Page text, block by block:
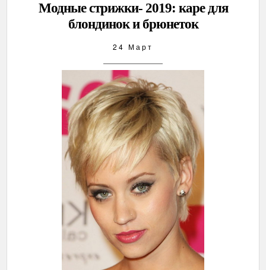
Модные стрижки- 2019: каре для
блондинок и брюнеток
24 Март